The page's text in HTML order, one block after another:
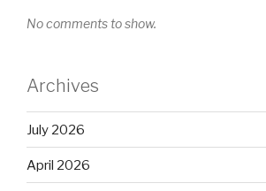
No comments to show.
Archives
July 2026
April 2026